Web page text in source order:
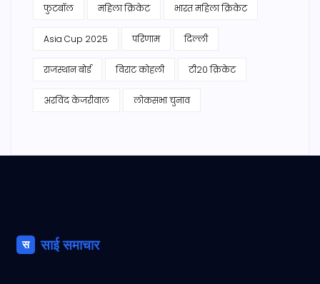
फुटबॉल महिला क्रिकेट भारत महिला क्रिकेट
Asia Cup 2025 परिणाम दिल्ली
राजस्थान बोर्ड विराट कोहली टी20 क्रिकेट
अरविंद केजरीवाल लोकसभा चुनाव